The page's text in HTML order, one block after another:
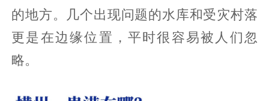
的地方。几个出现问题的水库和受灾村落
更是在边缘位置，平时很容易被人们忽
略。